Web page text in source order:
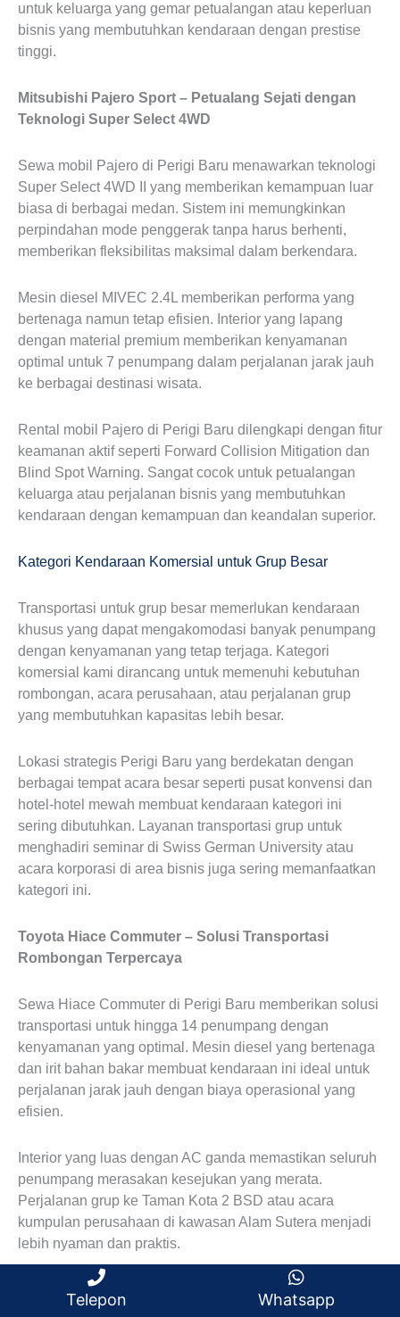
untuk keluarga yang gemar petualangan atau keperluan
bisnis yang membutuhkan kendaraan dengan prestise
tinggi.
Mitsubishi Pajero Sport – Petualang Sejati dengan
Teknologi Super Select 4WD
Sewa mobil Pajero di Perigi Baru menawarkan teknologi
Super Select 4WD II yang memberikan kemampuan luar
biasa di berbagai medan. Sistem ini memungkinkan
perpindahan mode penggerak tanpa harus berhenti,
memberikan fleksibilitas maksimal dalam berkendara.
Mesin diesel MIVEC 2.4L memberikan performa yang
bertenaga namun tetap efisien. Interior yang lapang
dengan material premium memberikan kenyamanan
optimal untuk 7 penumpang dalam perjalanan jarak jauh
ke berbagai destinasi wisata.
Rental mobil Pajero di Perigi Baru dilengkapi dengan fitur
keamanan aktif seperti Forward Collision Mitigation dan
Blind Spot Warning. Sangat cocok untuk petualangan
keluarga atau perjalanan bisnis yang membutuhkan
kendaraan dengan kemampuan dan keandalan superior.
Kategori Kendaraan Komersial untuk Grup Besar
Transportasi untuk grup besar memerlukan kendaraan
khusus yang dapat mengakomodasi banyak penumpang
dengan kenyamanan yang tetap terjaga. Kategori
komersial kami dirancang untuk memenuhi kebutuhan
rombongan, acara perusahaan, atau perjalanan grup
yang membutuhkan kapasitas lebih besar.
Lokasi strategis Perigi Baru yang berdekatan dengan
berbagai tempat acara besar seperti pusat konvensi dan
hotel-hotel mewah membuat kendaraan kategori ini
sering dibutuhkan. Layanan transportasi grup untuk
menghadiri seminar di Swiss German University atau
acara korporasi di area bisnis juga sering memanfaatkan
kategori ini.
Toyota Hiace Commuter – Solusi Transportasi
Rombongan Terpercaya
Sewa Hiace Commuter di Perigi Baru memberikan solusi
transportasi untuk hingga 14 penumpang dengan
kenyamanan yang optimal. Mesin diesel yang bertenaga
dan irit bahan bakar membuat kendaraan ini ideal untuk
perjalanan jarak jauh dengan biaya operasional yang
efisien.
Interior yang luas dengan AC ganda memastikan seluruh
penumpang merasakan kesejukan yang merata.
Perjalanan grup ke Taman Kota 2 BSD atau acara
kumpulan perusahaan di kawasan Alam Sutera menjadi
lebih nyaman dan praktis.
Carter Hiace Commuter di Perigi Baru cocok untuk
berbagai keperluan seperti antar jemput karyawan,
Telepon Whatsapp